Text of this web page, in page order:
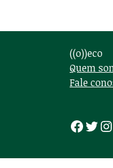
((o))eco
Quem
Fale